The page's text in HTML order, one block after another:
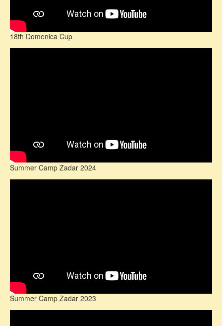
18th Domenica Cup
Summer Camp Zadar 2024
Summer Camp Zadar 2023